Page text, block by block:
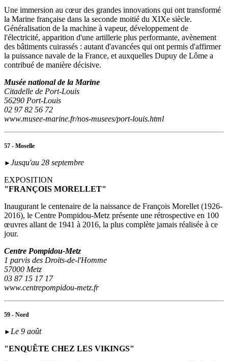
Une immersion au cœur des grandes innovations qui ont transformé
la Marine française dans la seconde moitié du XIXe siècle.
Généralisation de la machine à vapeur, développement de
l'électricité, apparition d'une artillerie plus performante, avènement
des bâtiments cuirassés : autant d'avancées qui ont permis d'affirmer
la puissance navale de la France, et auxquelles Dupuy de Lôme a
contribué de manière décisive.
Musée national de la Marine
Citadelle de Port-Louis
56290 Port-Louis
02 97 82 56 72
www.musee-marine.fr/nos-musees/port-louis.html
57 - Moselle
► Jusqu'au 28 septembre
EXPOSITION
"FRANÇOIS MORELLET"
Inaugurant le centenaire de la naissance de François Morellet (1926-
2016), le Centre Pompidou-Metz présente une rétrospective en 100
œuvres allant de 1941 à 2016, la plus complète jamais réalisée à ce
jour.
Centre Pompidou-Metz
1 parvis des Droits-de-l'Homme
57000 Metz
03 87 15 17 17
www.centrepompidou-metz.fr
59 - Nord
► Le 9 août
"ENQUÊTE CHEZ LES VIKINGS"